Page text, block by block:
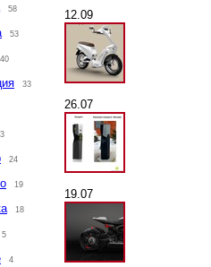
58
53
40
33
24
19
18
5
4
12.09
26.07
19.07